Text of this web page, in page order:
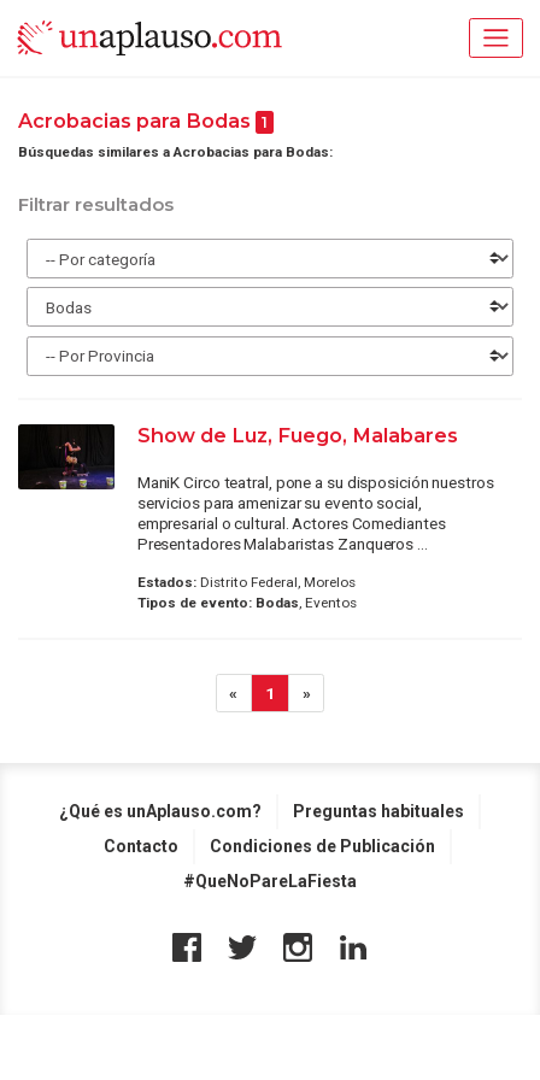
Acrobacias para Bodas 1
Búsquedas similares a Acrobacias para Bodas:
Filtrar resultados
Show de Luz, Fuego, Malabares
ManiK Circo teatral, pone a su disposición nuestros
servicios para amenizar su evento social,
empresarial o cultural. Actores Comediantes
Presentadores Malabaristas Zanqueros ...
Estados:Distrito Federal, Morelos
Tipos de evento: Bodas, Eventos
« 1 »
¿Qué es unAplauso.com?
Preguntas habituales
Contacto
Condiciones de Publicación
#QueNoPareLaFiesta